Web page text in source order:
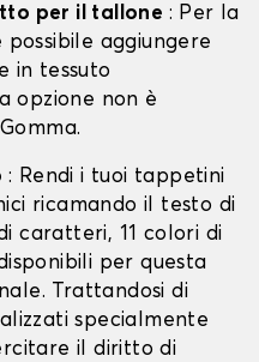
per il tallone : Per la
aggiungere
in tessuto
opzione non è
: Rendi i tuoi tappetini
ricamando il testo di
caratteri, 11 colori di
per questa
Trattandosi di
specialmente
il diritto di